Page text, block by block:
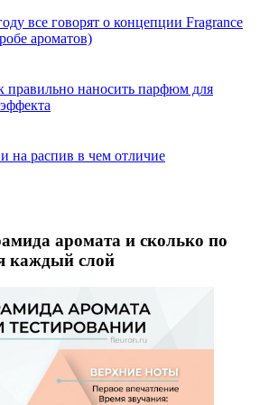
все говорят о концепции Fragrance
ароматов)
правильно наносить парфюм для
на распив в чем отличие
аромата и сколько по
каждый слой